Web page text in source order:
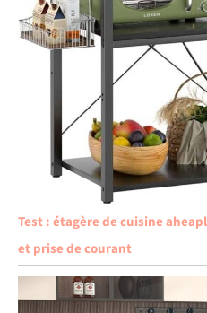
Test : étagère de cuisine
et prise de courant